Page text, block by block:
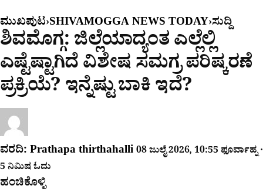
ಮುಖಪುಟ›SHIVAMOGGA NEWS TODAY›ಸುದ್ದಿ
ಶಿವಮೊಗ್ಗ: ಜಿಲ್ಲೆಯಾದ್ಯಂತ ಎಲ್ಲೆಲ್ಲಿ
ಎಷ್ಟೆಷ್ಟಾಗಿದೆ ವಿಶೇಷ ಸಮಗ್ರ ಪರಿಷ್ಕರಣೆ
ಪ್ರಕ್ರಿಯೆ? ಇನ್ನೆಷ್ಟು ಬಾಕಿ ಇದೆ?
ವರದಿ: Prathapa thirthahalli 08 ಜುಲೈ 2026, 10:55 ಫೂರ್ವಾಹ್ನ ·
5 ನಿಮಿಷ ಓದು
ಹಂಚಿಕೊಳ್ಳಿ